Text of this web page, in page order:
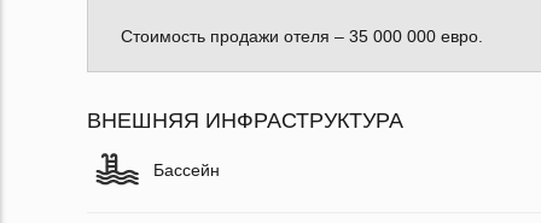
Стоимость продажи отеля – 35 000 000 евро.
ВНЕШНЯЯ ИНФРАСТРУКТУРА
Бассейн